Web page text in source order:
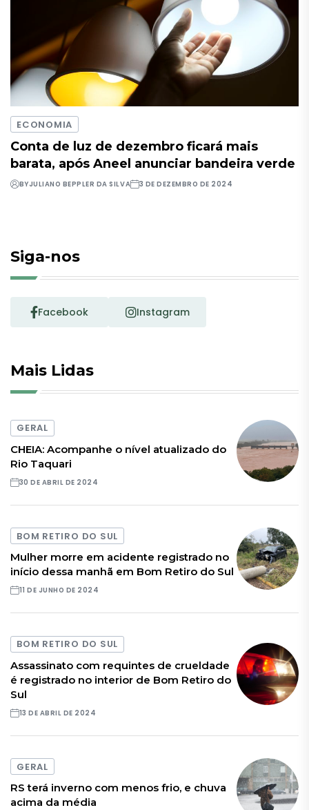
ECONOMIA
Conta de luz de dezembro ficará mais
barata, após Aneel anunciar bandeira verde
BYJULIANO BEPPLER DA SILVA 3 DE DEZEMBRO DE 2024
Siga-nos
Facebook Instagram
Mais Lidas
GERAL
CHEIA: Acompanhe o nível atualizado do
Rio Taquari
30 DE ABRIL DE 2024
BOM RETIRO DO SUL
Mulher morre em acidente registrado no
início dessa manhã em Bom Retiro do Sul
11 DE JUNHO DE 2024
BOM RETIRO DO SUL
Assassinato com requintes de crueldade
é registrado no interior de Bom Retiro do
Sul
13 DE ABRIL DE 2024
GERAL
RS terá inverno com menos frio, e chuva
acima da média